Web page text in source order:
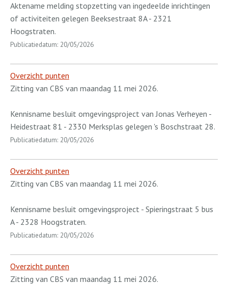
Aktename melding stopzetting van ingedeelde inrichtingen
of activiteiten gelegen Beeksestraat 8A - 2321
Hoogstraten.
Publicatiedatum: 20/05/2026
Overzicht punten
Zitting van CBS van maandag 11 mei 2026.
Kennisname besluit omgevingsproject van Jonas Verheyen -
Heidestraat 81 - 2330 Merksplas gelegen 's Boschstraat 28.
Publicatiedatum: 20/05/2026
Overzicht punten
Zitting van CBS van maandag 11 mei 2026.
Kennisname besluit omgevingsproject - Spieringstraat 5 bus
A - 2328 Hoogstraten.
Publicatiedatum: 20/05/2026
Overzicht punten
Zitting van CBS van maandag 11 mei 2026.